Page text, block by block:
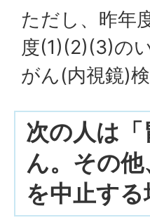
ただし、昨年
度(1)(2)(3)の
がん(内視鏡)
次の人は
ん。その
を中止す